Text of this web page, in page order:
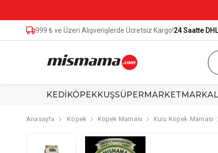
999 ₺ ve Üzeri Alışverişlerde Ücretsiz Kargo!24 Saatte
KEDİKÖPEKKUŞSÜPERMARKET
Anasayfa Köpek Köpek Maması Kuru Köpek Maması